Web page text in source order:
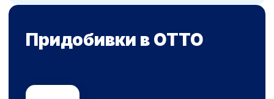
Придобивки в OTTO